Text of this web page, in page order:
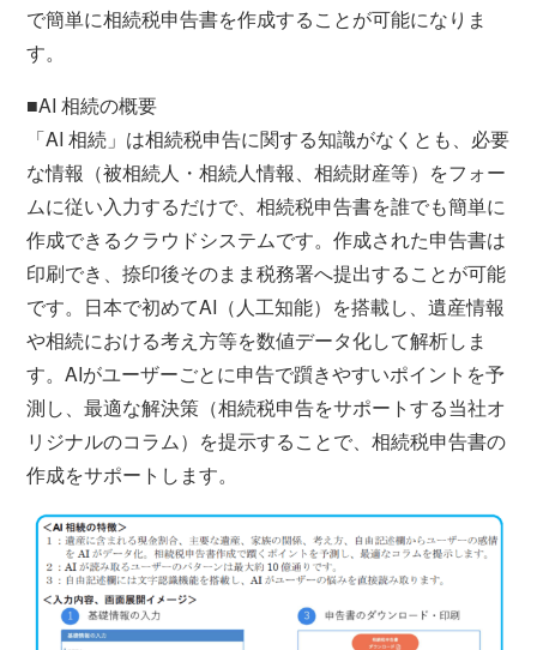
で簡単に相続税申告書を作成することが可能になりま
す。
■AI 相続の概要
「AI 相続」は相続税申告に関する知識がなくとも、必要
な情報（被相続人・相続人情報、相続財産等）をフォー
ムに従い入力するだけで、相続税申告書を誰でも簡単に
作成できるクラウドシステムです。作成された申告書は
印刷でき、捺印後そのまま税務署へ提出することが可能
です。日本で初めてAI（人工知能）を搭載し、遺産情報
や相続における考え方等を数値データ化して解析しま
す。AIがユーザーごとに申告で躓きやすいポイントを予
測し、最適な解決策（相続税申告をサポートする当社オ
リジナルのコラム）を提示することで、相続税申告書の
作成をサポートします。